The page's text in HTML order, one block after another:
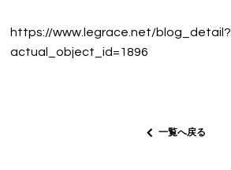
PRODUCT
https://www.legrace.net/blog_detail?
actual_object_id=1896
一覧へ戻る